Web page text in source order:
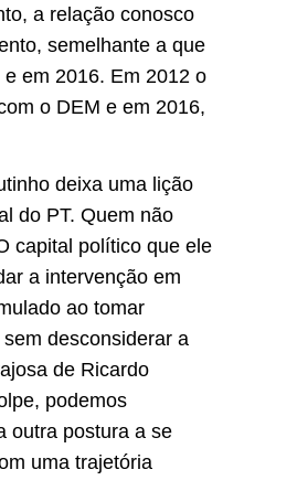
a relação conosco
semelhante a que
em 2016. Em 2012 o
o DEM e em 2016,
deixa uma lição
do PT. Quem não
capital político que ele
a intervenção em
ao tomar
desconsiderar a
de Ricardo
podemos
outra postura a se
uma trajetória